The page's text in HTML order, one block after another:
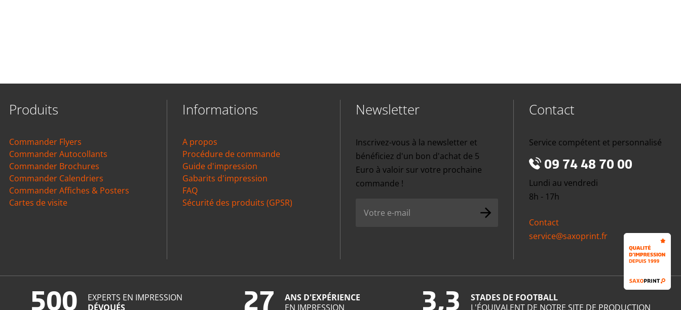
Produits
Commander Flyers
Commander Autocollants
Commander Brochures
Commander Calendriers
Commander Affiches & Posters
Cartes de visite
Informations
A propos
Procédure de commande
Guide d'impression
Gabarits d'impression
FAQ
Sécurité des produits (GPSR)
Newsletter
Inscrivez-vous à la newsletter et
bénéficiez d'un bon d'achat de 5
Euro à valoir sur votre prochaine
commande !
Contact
Service compétent et personnalisé
09 74 48 70 00
Lundi au vendredi
8h - 17h
Contact
service@saxoprint.fr
500
EXPERTS EN IMPRESSION
DÉVOUÉS
27
ANS D'EXPÉRIENCE
EN IMPRESSION
3,3
STADES DE FOOTBALL
L'ÉQUIVALENT DE NOTRE SITE DE PRODUCTION